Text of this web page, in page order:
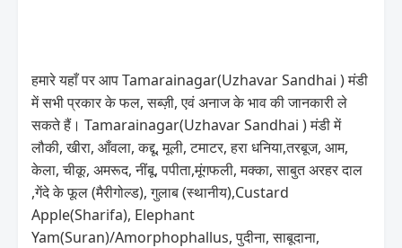
हमारे यहाँ पर आप Tamarainagar(Uzhavar Sandhai ) मंडी
में सभी प्रकार के फल, सब्ज़ी, एवं अनाज के भाव की जानकारी ले
सकते हैं। Tamarainagar(Uzhavar Sandhai ) मंडी में
लौकी, खीरा, आँवला, कद्दू, मूली, टमाटर, हरा धनिया,तरबूज, आम,
केला, चीकू, अमरूद, नींबू, पपीता,मूंगफली, मक्का, साबुत अरहर दाल
,गेंदे के फूल (मैरीगोल्ड), गुलाब (स्थानीय),Custard
Apple(Sharifa), Elephant
Yam(Suran)/Amorphophallus, पुदीना, साबूदाना,